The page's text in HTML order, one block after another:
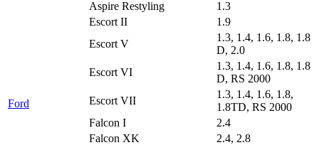
Ford
Aspire Restyling
1.3
Escort II
1.9
Escort V
1.3, 1.4, 1.6, 1.8, 1.8
D, 2.0
Escort VI
1.3, 1.4, 1.6, 1.8, 1.8
D, RS 2000
Escort VII
1.3, 1.4, 1.6, 1.8,
1.8TD, RS 2000
Falcon I
2.4
Falcon XK
2.4, 2.8